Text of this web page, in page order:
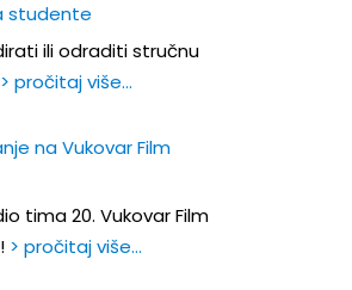
studente
ili odraditi stručnu
> pročitaj više…
na Vukovar Film
tima 20. Vukovar Film
> pročitaj više…